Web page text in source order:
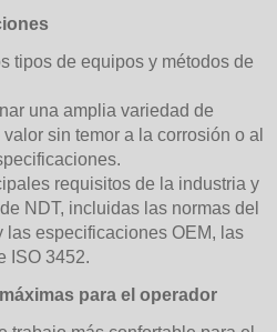
tipos de equipos y métodos de
una amplia variedad de
sin temor a la corrosión o al
requisitos de la industria y
NDT, incluidas las normas del
las especificaciones OEM, las
ISO 3452.
para el operador